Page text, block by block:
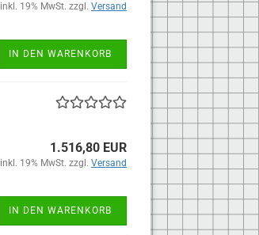
inkl. 19% MwSt. zzgl. Versand
IN DEN WARENKORB
1.516,80 EUR
inkl. 19% MwSt. zzgl. Versand
IN DEN WARENKORB